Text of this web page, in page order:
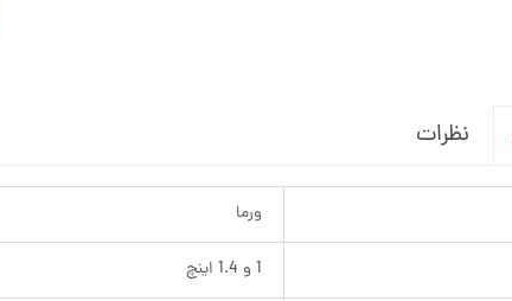
نظرات
ورما
1 و 1.4 اینچ